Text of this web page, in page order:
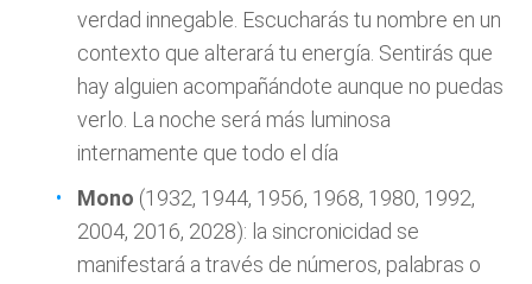
verdad innegable. Escucharás tu nombre en un
contexto que alterará tu energía. Sentirás que
hay alguien acompañándote aunque no puedas
verlo. La noche será más luminosa
internamente que todo el día
Mono (1932, 1944, 1956, 1968, 1980, 1992,
2004, 2016, 2028): la sincronicidad se
manifestará a través de números, palabras o